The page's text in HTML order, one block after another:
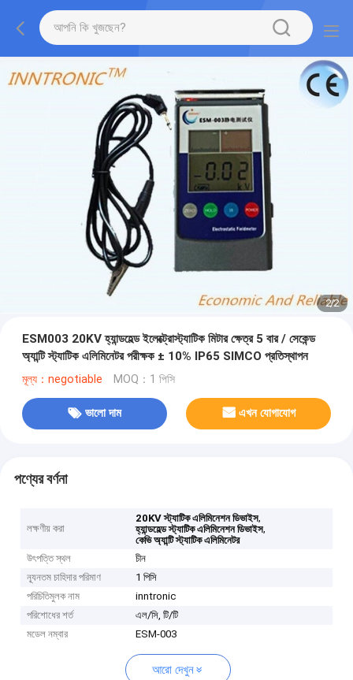
2/2
ESM003 20KV হ্যান্ডহেল্ড ইলেক্ট্রোস্ট্যাটিক মিটার ক্ষেত্র 5 বার / সেকেন্ড
অ্যান্টি স্ট্যাটিক এলিমিনেটর পরীক্ষক ± 10% IP65 SIMCO প্রতিস্থাপন
মূল্য：negotiable MOQ：1 পিসি
ভালো দাম এখন যোগাযোগ
পণ্যের বর্ণনা
লক্ষণীয় করা
20KV স্ট্যাটিক এলিমিনেশন ডিভাইস,
হ্যান্ডহেল্ড স্ট্যাটিক এলিমিনেশন ডিভাইস,
কেভি অ্যান্টি স্ট্যাটিক এলিমিনেটর
উৎপত্তি স্থল
চীন
ন্যূনতম চাহিদার পরিমাণ
1 পিসি
পরিচিতিমুলক নাম
inntronic
পরিশোধের শর্ত
এল/সি, টি/টি
মডেল নম্বার
ESM-003
আরো দেখুন